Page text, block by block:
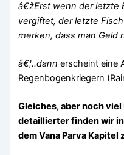
â€žErst wenn der letzte
vergiftet, der letzte
merken, dass man
â€¦..dannerscheint eine
Regenbogenkriegern
Gleiches, aber noch
detaillierter finden wir
dem Vana Parva Kapitel